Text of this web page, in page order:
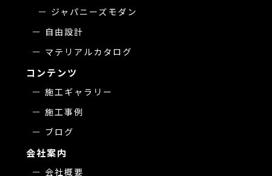
ジャパニーズモダン
自由設計
マテリアルカタログ
コンテンツ
施工ギャラリー
施工事例
ブログ
会社案内
会社概要